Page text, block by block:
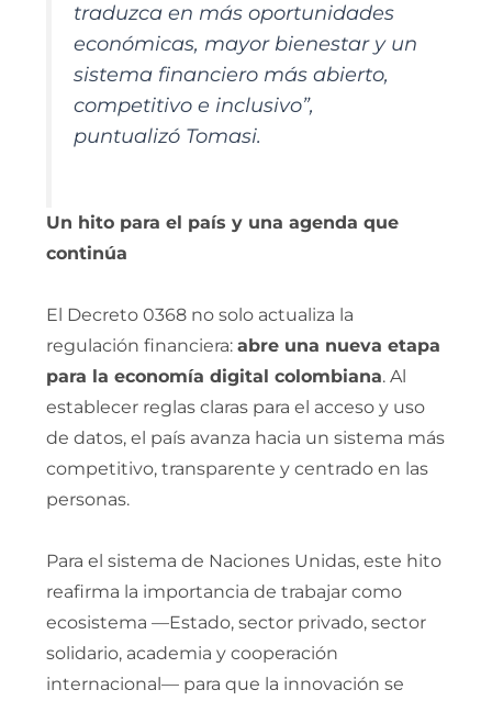
traduzca en más oportunidades
económicas, mayor bienestar y un
sistema financiero más abierto,
competitivo e inclusivo”,
puntualizó Tomasi.
Un hito para el país y una agenda que
continúa
El Decreto 0368 no solo actualiza la
regulación financiera: abre una nueva etapa
para la economía digital colombiana. Al
establecer reglas claras para el acceso y uso
de datos, el país avanza hacia un sistema más
competitivo, transparente y centrado en las
personas.
Para el sistema de Naciones Unidas, este hito
reafirma la importancia de trabajar como
ecosistema —Estado, sector privado, sector
solidario, academia y cooperación
internacional— para que la innovación se